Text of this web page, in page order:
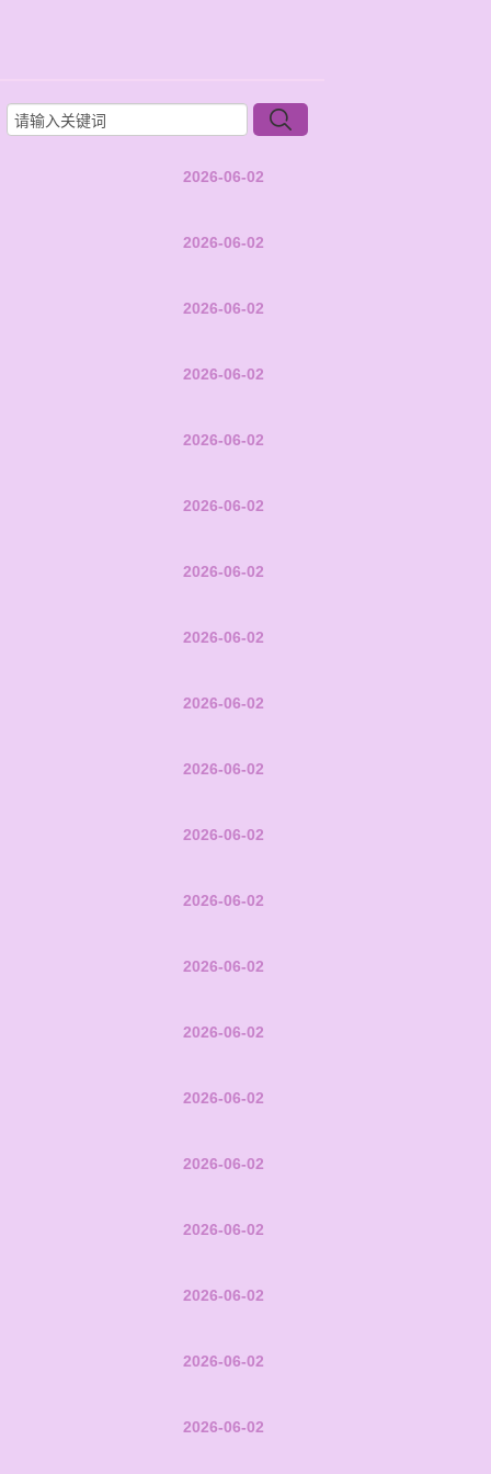
2026-06-02
2026-06-02
2026-06-02
2026-06-02
2026-06-02
2026-06-02
2026-06-02
2026-06-02
2026-06-02
2026-06-02
2026-06-02
2026-06-02
2026-06-02
2026-06-02
2026-06-02
2026-06-02
2026-06-02
2026-06-02
2026-06-02
2026-06-02